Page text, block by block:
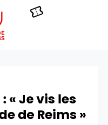
« Je vis les
de Reims »